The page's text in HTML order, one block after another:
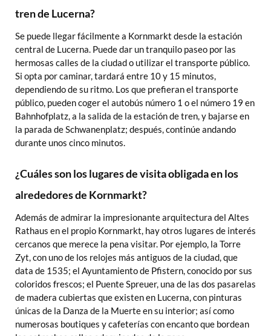
tren de Lucerna?
Se puede llegar fácilmente a Kornmarkt desde la estación
central de Lucerna. Puede dar un tranquilo paseo por las
hermosas calles de la ciudad o utilizar el transporte público.
Si opta por caminar, tardará entre 10 y 15 minutos,
dependiendo de su ritmo. Los que prefieran el transporte
público, pueden coger el autobús número 1 o el número 19 en
Bahnhofplatz, a la salida de la estación de tren, y bajarse en
la parada de Schwanenplatz; después, continúe andando
durante unos cinco minutos.
¿Cuáles son los lugares de visita obligada en los
alrededores de Kornmarkt?
Además de admirar la impresionante arquitectura del Altes
Rathaus en el propio Kornmarkt, hay otros lugares de interés
cercanos que merece la pena visitar. Por ejemplo, la Torre
Zyt, con uno de los relojes más antiguos de la ciudad, que
data de 1535; el Ayuntamiento de Pfistern, conocido por sus
coloridos frescos; el Puente Spreuer, una de las dos pasarelas
de madera cubiertas que existen en Lucerna, con pinturas
únicas de la Danza de la Muerte en su interior; así como
numerosas boutiques y cafeterías con encanto que bordean